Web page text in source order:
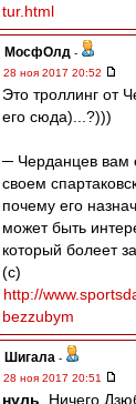
tur.html
МосфОлд -
28 ноя 2017 20:52
Это троллинг от
его сюда)...?)))
─ Черданцев вам
своем
почему его
может быть
который болеет
(с)
http://
bezzubym
Шигала -
28 ноя 2017 20:51
нуль , Ничего